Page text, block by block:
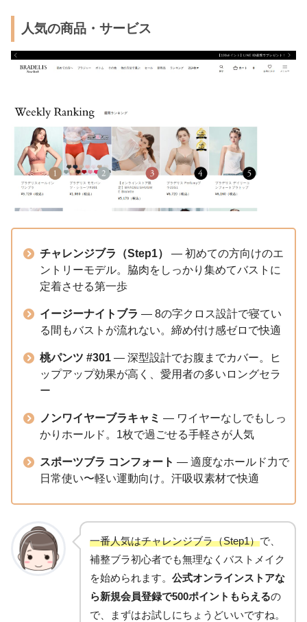
人気の商品・サービス
チャレンジブラ（Step1）
— 初めての方向けのエ
ントリーモデル。脇肉をしっかり集めてバストに
定着させる第一歩
イージーナイトブラ — 8の字クロス設計で寝てい
る間もバストが流れない。締め付け感ゼロで快適
桃パンツ #301 — 深型設計でお腹までカバー。ヒ
ップアップ効果が高く、愛用者の多いロングセラ
ー
ノンワイヤーブラキャミ — ワイヤーなしでもしっ
かりホールド。1枚で過ごせる手軽さが人気
スポーツブラ コンフォート — 適度なホールド力で
日常使い〜軽い運動向け。汗吸収素材で快適
一番人気はチャレンジブラ（Step1）で、
補整ブラ初心者でも無理なくバストメイク
を始められます。 公式オンラインストアな
ら新規会員登録で500ポイントもらえるの
で、まずはお試しにちょうどいいですね。